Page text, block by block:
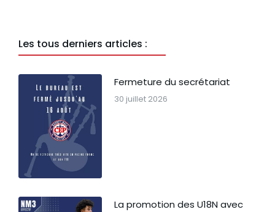
Les tous derniers articles :
Fermeture du secrétariat
30 juillet 2026
La promotion des U18N avec